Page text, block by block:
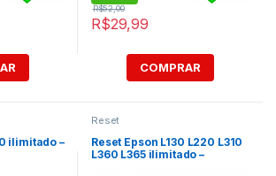
R$29,99
R$52,00
COMPRAR
ilimitado –
Reset
Reset Epson L130 L220 L310
L360 L365 ilimitado –